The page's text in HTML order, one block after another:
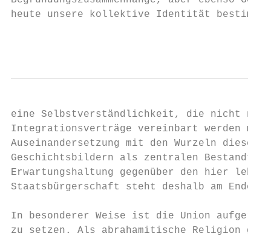
heute unsere kollektive Identität
eine Selbstverständlichkeit, die nicht noch
Integrationsverträge vereinbart werden
Auseinandersetzung mit den Wurzeln dieser
Geschichtsbildern als zentralen
Erwartungshaltung gegenüber den hier
Staatsbürgerschaft steht deshalb am Ende
In besonderer Weise ist die Union
zu setzen. Als abrahamitische Religion